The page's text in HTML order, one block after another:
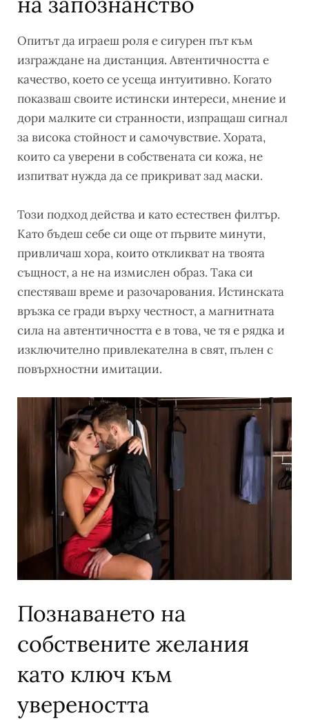
Опитът да играеш роля е сигурен път към
изграждане на дистанция. Автентичността е
качество, което се усеща интуитивно. Когато
показваш своите истински интереси, мнение и
дори малките си странности, изпращаш сигнал
за висока стойност и самочувствие. Хората,
които са уверени в собствената си кожа, не
изпитват нужда да се прикриват зад маски.
Този подход действа и като естествен филтър.
Като бъдеш себе си още от първите минути,
привличаш хора, които откликват на твоята
същност, а не на измислен образ. Така си
спестяваш време и разочарования. Истинската
връзка се гради върху честност, а магнитната
сила на автентичността е в това, че тя е рядка и
изключително привлекателна в свят, пълен с
повърхностни имитации.
Познаването на
собствените желания
като ключ към
увереността